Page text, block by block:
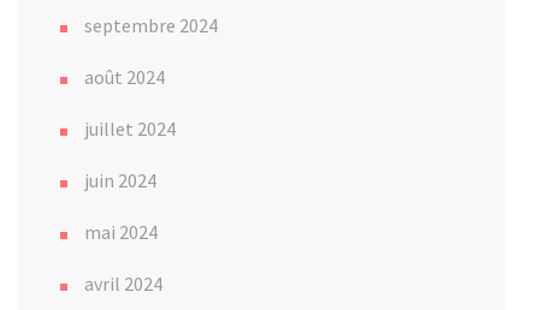
septembre 2024
août 2024
juillet 2024
juin 2024
mai 2024
avril 2024